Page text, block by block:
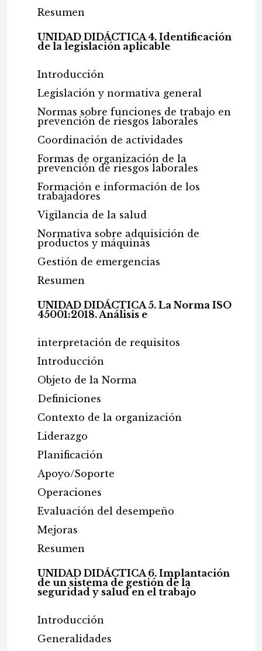
Resumen
UNIDAD DIDÁCTICA 4. Identificación
de la legislación aplicable
Introducción
Legislación y normativa general
Normas sobre funciones de trabajo en
prevención de riesgos laborales
Coordinación de actividades
Formas de organización de la
prevención de riesgos laborales
Formación e información de los
trabajadores
Vigilancia de la salud
Normativa sobre adquisición de
productos y máquinas
Gestión de emergencias
Resumen
UNIDAD DIDÁCTICA 5. La Norma ISO
45001:2018. Análisis e
interpretación de requisitos
Introducción
Objeto de la Norma
Definiciones
Contexto de la organización
Liderazgo
Planificación
Apoyo/Soporte
Operaciones
Evaluación del desempeño
Mejoras
Resumen
UNIDAD DIDÁCTICA 6. Implantación
de un sistema de gestión de la
seguridad y salud en el trabajo
Introducción
Generalidades